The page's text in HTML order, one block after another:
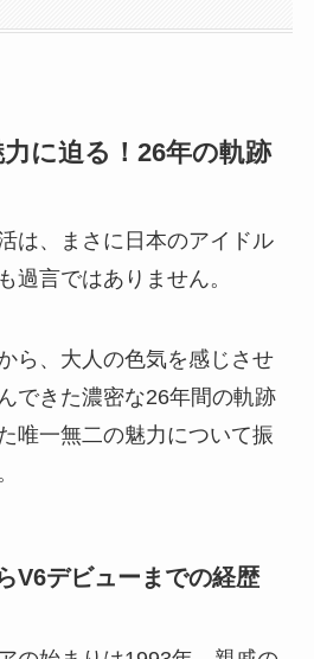
に迫る！26年の軌跡
は、まさに日本のアイドル
過言ではありません。
ら、大人の色気を感じさせ
できた濃密な26年間の軌跡
唯一無二の魅力について振
V6デビューまでの経歴